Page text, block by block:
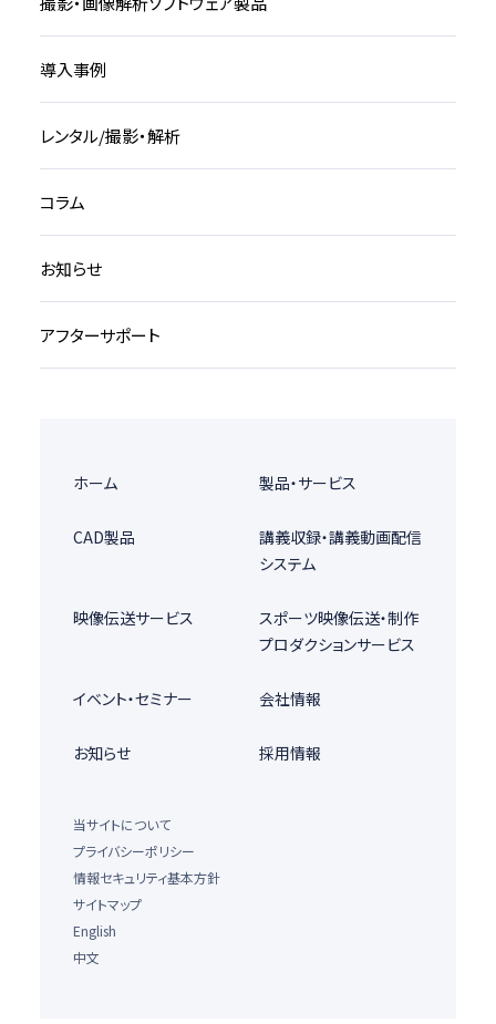
導入事例
レンタル/撮影・解析
コラム
お知らせ
アフターサポート
ホーム 製品・サービス
CAD製品
講義収録・講義動画配信
システム
映像伝送サービス
スポーツ映像伝送・制作
プロダクションサービス
イベント・セミナー 会社情報
お知らせ 採用情報
当サイトについて
プライバシーポリシー
情報セキュリティ基本方針
サイトマップ
English
中文